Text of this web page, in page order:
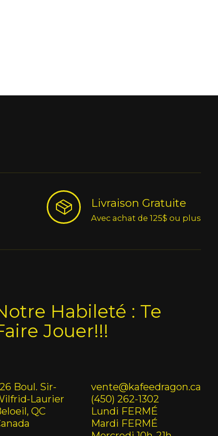
Livraison Gratuite
Avec achat de 125$ ou plus
Habileté : Te
Jouer!!!
Boul. Sir-
Laurier
QC
vente@kafeedragon.ca
(450) 262-1302
Lundi FERMÉ
Mardi FERMÉ